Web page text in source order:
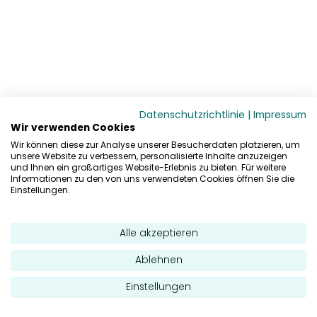
Datenschutzrichtlinie | Impressum
Wir verwenden Cookies
Wir können diese zur Analyse unserer Besucherdaten platzieren, um
unsere Website zu verbessern, personalisierte Inhalte anzuzeigen
und Ihnen ein großartiges Website-Erlebnis zu bieten. Für weitere
Informationen zu den von uns verwendeten Cookies öffnen Sie die
Einstellungen.
Alle akzeptieren
Ablehnen
Einstellungen